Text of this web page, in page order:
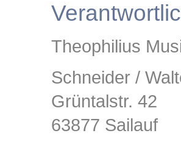
Theophilius
Schneider /
Grüntalstr. 42
63877 Sailauf